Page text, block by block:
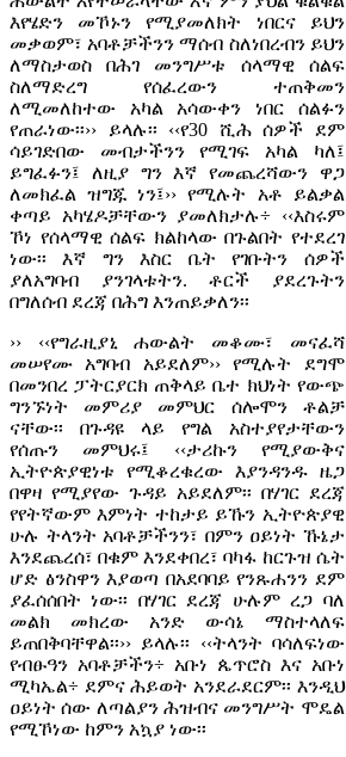
እየሄድን መኾኑን የሚያመለክት ነበርና ይህን
መቃወም፣ አባቶቻችንን ማሰብ ስለነበረብን ይህን
ለማስታወስ በሕገ መንግሥቱ ሰላማዊ ሰልፍ
ስለማድረግ የሰፈረውን ተጠቅመን
ለሚመለከተው አካል አሳውቀን ነበር ሰልፉን
የጠራነው፡፡›› ይላሉ፡፡ ‹‹የ30 ሺሕ ሰዎች ደም
ሳይገድበው መብታችንን የሚገፍ አካል ካለ፤
ይግፈፉን፤ ለዚያ ግን እኛ የመጨረሻውን ዋጋ
ለመክፈል ዝግጁ ነን፤›› የሚሉት አቶ ይልቃል
ቀጣይ አካሄዶቻቸውን ያመለክታሉ÷ ‹‹እስሩም
ኾነ የሰላማዊ ሰልፍ ክልከላው በጉልበት የተደረገ
ነው፡፡ እኛ ግን እስር ቤት የገቡትን ሰዎች
ያለአግባብ ያንገላቱትን. ቶርች ያደረጉትን
በግለሰብ ደረጃ በሕግ እንጠይቃለን፡፡
›› ‹‹የግራዚያኒ ሐውልት መቆሙ፣ መናፈሻ
መሠየሙ አግባብ አይደለም›› የሚሉት ደግሞ
በመንበረ ፓትርያርክ ጠቅላይ ቤተ ክህነት የውጭ
ግንኙነት መምሪያ መምህር ሰሎሞን ቶልቻ
ናቸው፡፡ በጉዳዩ ላይ የግል አስተያየታቸውን
የሰጡን መምህሩ፤ ‹‹ታሪኩን የሚያውቅና
ኢትዮጵያዊነቱ የሚቆረቁረው እያንዳንዱ ዜጋ
በዋዛ የሚያየው ጉዳይ አይደለም፡፡ በሃገር ደረጃ
የየትኛውም እምነት ተከታይ ይኹን ኢትዮጵያዊ
ሁሉ ትላንት አባቶቻችንን፣ በምን ዐይነት ኹኔታ
እንደጨረሰ፣ በቁም እንደቀበረ፣ ባካፋ ከርጉዝ ሴት
ሆድ ፅንስዋን እያወጣ በአደባባይ የንጹሐንን ደም
ያፈሰሰበት ነው፡፡ በሃገር ደረጃ ሁሉም ረጋ ባለ
መልክ መክረው አንድ ውሳኔ ማስተላለፍ
ይጠበቅባቸዋል፡፡›› ይላሉ፡፡ ‹‹ትላንት ባሳለፍነው
የብፁዓን አባቶቻችን÷ አቡነ ጴጥሮስ እና አቡነ
ሚካኤል÷ ደምና ሕይወት አንደራደርም፡፡ እንዲህ
ዐይነት ሰው ለጣልያን ሕዝብና መንግሥት ሞዴል
የሚኾነው ከምን አኳያ ነው፡፡